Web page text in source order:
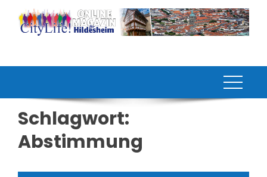
Schlagwort:
Abstimmung